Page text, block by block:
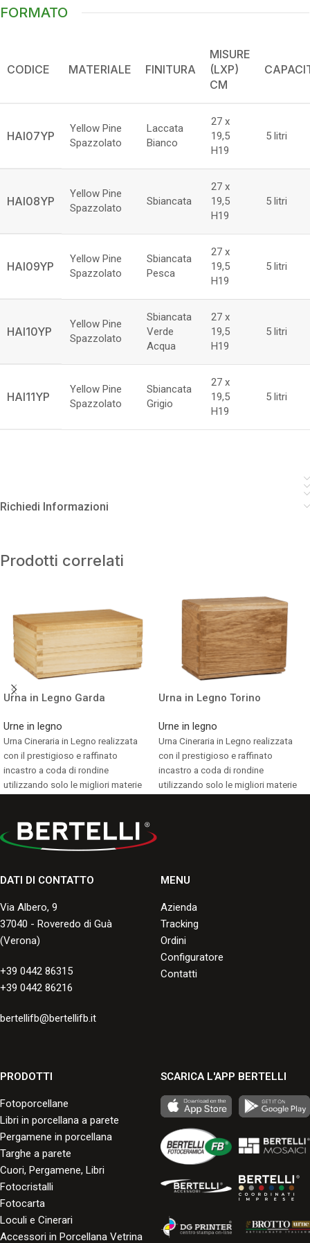
FORMATO
CODICE MATERIALE FINITURA
MISURE
(LXP)
CM
HAI07YP
Yellow Pine
Spazzolato
Laccata
Bianco
27 x
19,5
H19
5 litri
HAI08YP
Yellow Pine
Spazzolato
Sbiancata
27 x
19,5
H19
5 litri
HAI09YP
Yellow Pine
Spazzolato
Sbiancata
Pesca
27 x
19,5
H19
5 litri
HAI10YP
Yellow Pine
Spazzolato
Sbiancata
Verde
Acqua
27 x
19,5
H19
5 litri
HAI11YP
Yellow Pine
Spazzolato
Sbiancata
Grigio
27 x
19,5
H19
5 litri
Richiedi Informazioni
Prodotti correlati
Urna in Legno Garda
Urne in legno
Urna Cineraria in Legno realizzata
con il prestigioso e raffinato
incastro a coda di rondine
utilizzando solo le migliori materie
tempo.
Consulta i formati disponibili.
Urna in Legno Torino
Urne in legno
Urna Cineraria in Legno realizzata
con il prestigioso e raffinato
incastro a coda di rondine
utilizzando solo le migliori materie
DATI DI CONTATTO
Via Albero, 9
37040 - Roveredo di Guà
(Verona)
+39 0442 86315
+39 0442 86216
bertellifb@bertellifb.it
MENU
Azienda
Tracking
Ordini
Configuratore
Contatti
PRODOTTI
Fotoporcellane
Libri in porcellana a parete
Pergamene in porcellana
Targhe a parete
Cuori, Pergamene, Libri
Fotocristalli
Fotocarta
Loculi e Cinerari
Accessori in Porcellana Vetrina
SCARICA L'APP BERTELLI